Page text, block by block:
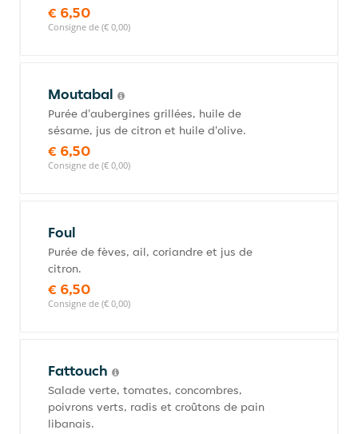
€ 6,50
Consigne de (€ 0,00)
Moutabal
Purée d'aubergines grillées, huile de
sésame, jus de citron et huile d'olive.
€ 6,50
Consigne de (€ 0,00)
Foul
Purée de fèves, ail, coriandre et jus de
citron.
€ 6,50
Consigne de (€ 0,00)
Fattouch
Salade verte, tomates, concombres,
poivrons verts, radis et croûtons de pain
libanais.